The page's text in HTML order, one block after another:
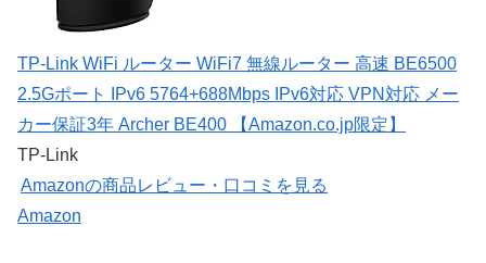
TP-Link WiFi ルーター WiFi7 無線ルーター 高速 BE6500
2.5Gポート IPv6 5764+688Mbps IPv6対応 VPN対応 メー
カー保証3年 Archer BE400 【Amazon.co.jp限定】
TP-Link
Amazonの商品レビュー・口コミを見る
Amazon